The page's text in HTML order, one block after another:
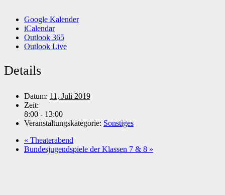
Google Kalender
iCalendar
Outlook 365
Outlook Live
Details
Datum: 11. Juli 2019
Zeit:
8:00 - 13:00
Veranstaltungskategorie: Sonstiges
« Theaterabend
Bundesjugendspiele der Klassen 7 & 8 »